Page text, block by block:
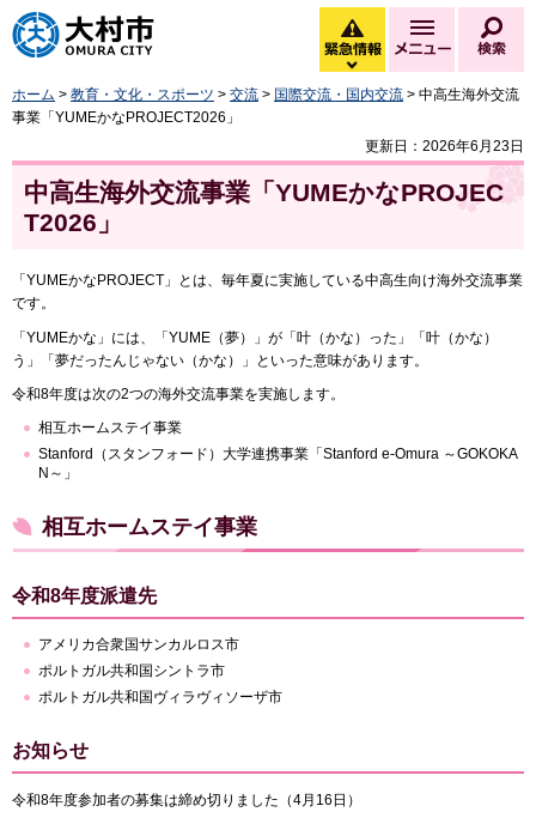
大村市
緊急情報
緊急情報を開く
メニュー
ホーム > 教育・文化・スポーツ > 交流 > 国際交流・国内交流 > 中高生海外交流
事業「YUMEかなPROJECT2026」
更新日：2026年6月23日
中高生海外交流事業「YUMEかなPROJEC
T2026」
「YUMEかなPROJECT」とは、毎年夏に実施している中高生向け海外交流事業
です。
「YUMEかな」には、「YUME（夢）」が「叶（かな）った」「叶（かな）
う」「夢だったんじゃない（かな）」といった意味があります。
令和8年度は次の2つの海外交流事業を実施します。
相互ホームステイ事業
Stanford（スタンフォード）大学連携事業「Stanford e-Omura ～GOKOKA
N～」
相互ホームステイ事業
令和8年度派遣先
アメリカ合衆国サンカルロス市
ポルトガル共和国シントラ市
ポルトガル共和国ヴィラヴィソーザ市
お知らせ
令和8年度参加者の募集は締め切りました（4月16日）